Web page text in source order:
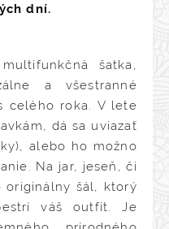
dní.
šatka,
a všestranné
celého roka. V lete
dá sa uviazať
alebo ho možno
Na jar, jeseň, či
originálny šál, ktorý
váš outfit. Je